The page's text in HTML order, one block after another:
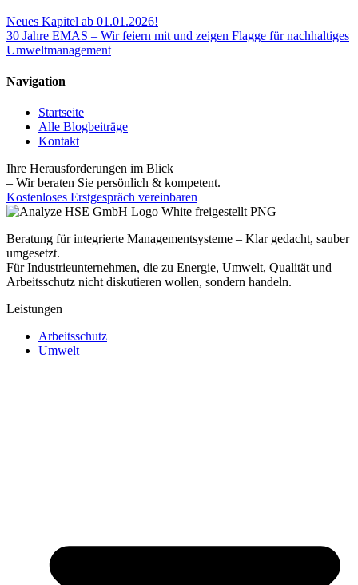
Neues Kapitel ab 01.01.2026!
30 Jahre EMAS – Wir feiern mit und zeigen Flagge für nachhaltiges
Umweltmanagement
Navigation
Startseite
Alle Blogbeiträge
Kontakt
Ihre Herausforderungen im Blick
– Wir beraten Sie persönlich & kompetent.
Kostenloses Erstgespräch vereinbaren
Beratung für integrierte Managementsysteme – Klar gedacht, sauber
umgesetzt.
Für Industrieunternehmen, die zu Energie, Umwelt, Qualität und
Arbeitsschutz nicht diskutieren wollen, sondern handeln.
Leistungen
Arbeitsschutz
Umwelt